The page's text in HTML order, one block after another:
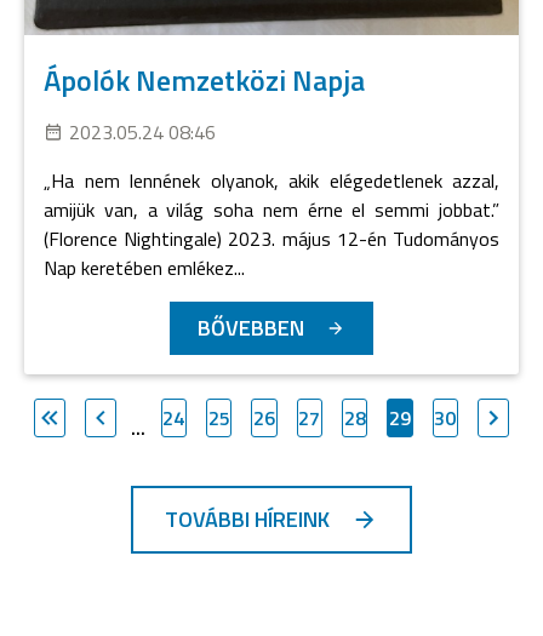
Ápolók Nemzetközi Napja
2023.05.24 08:46
„Ha nem lennének olyanok, akik elégedetlenek azzal,
amijük van, a világ soha nem érne el semmi jobbat.”
(Florence Nightingale) 2023. május 12-én Tudományos
Nap keretében emlékez...
BŐVEBBEN
... 24 25 26 27 28 29 30
TOVÁBBI HÍREINK